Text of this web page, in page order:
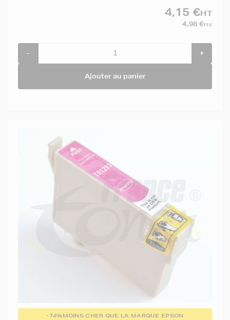
4,15 €HT
4,98 €TTC
- +
Ajouter au panier
-74%MOINS CHER QUE LA MARQUE EPSON